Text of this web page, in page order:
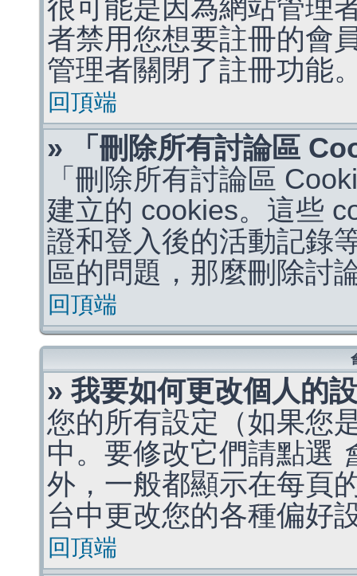
很可能是因為網站管理
者禁用您想要註冊的會
管理者關閉了註冊功能
回頂端
» 「刪除所有討論區
「刪除所有討論區
建立的 cookies。這些
證和登入後的活動記錄
區的問題，那麼刪除討
回頂端
» 我要如何更改個人的
您的所有設定（如果您
中。要修改它們請點選
外，一般都顯示在每頁
台中更改您的各種偏好
回頂端